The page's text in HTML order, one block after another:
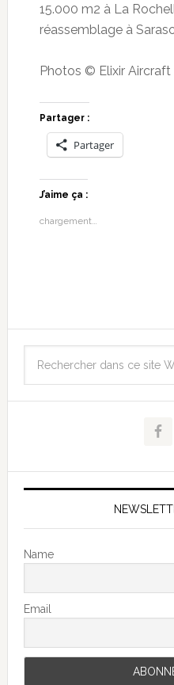
15.000 m2 à La
réassemblage à
Photos © Elixir Aircraft
Partager :
Partager
J’aime ça :
chargement…
Name
Email